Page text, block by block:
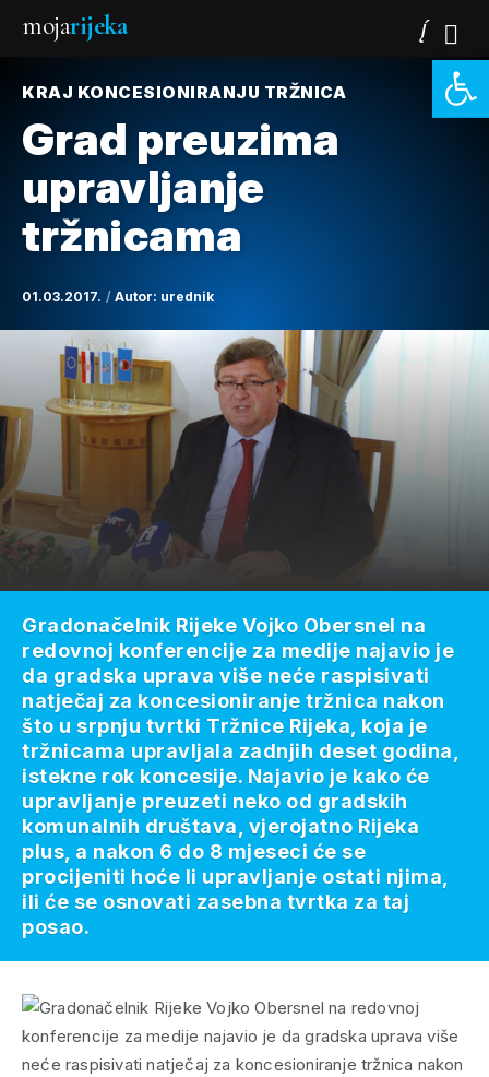
mojarijeka
KRAJ KONCESIONIRANJU TRŽNICA
Grad preuzima
upravljanje
tržnicama
01.03.2017. Autor: urednik
Gradonačelnik Rijeke Vojko Obersnel na
redovnoj konferencije za medije najavio je
da gradska uprava više neće raspisivati
natječaj za koncesioniranje tržnica nakon
što u srpnju tvrtki Tržnice Rijeka, koja je
tržnicama upravljala zadnjih deset godina,
istekne rok koncesije. Najavio je kako će
upravljanje preuzeti neko od gradskih
komunalnih društava, vjerojatno Rijeka
plus, a nakon 6 do 8 mjeseci će se
procijeniti hoće li upravljanje ostati njima,
ili će se osnovati zasebna tvrtka za taj
posao.